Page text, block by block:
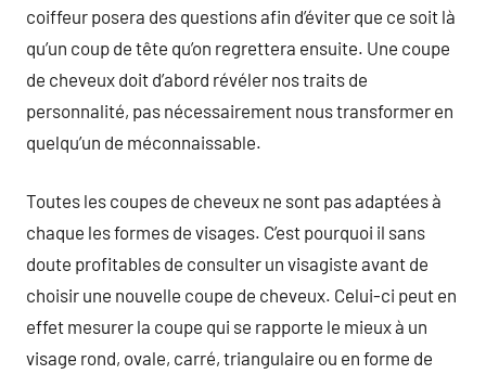
coiffeur posera des questions afin d’éviter que ce soit là
qu’un coup de tête qu’on regrettera ensuite. Une coupe
de cheveux doit d’abord révéler nos traits de
personnalité, pas nécessairement nous transformer en
quelqu’un de méconnaissable.
Toutes les coupes de cheveux ne sont pas adaptées à
chaque les formes de visages. C’est pourquoi il sans
doute profitables de consulter un visagiste avant de
choisir une nouvelle coupe de cheveux. Celui-ci peut en
effet mesurer la coupe qui se rapporte le mieux à un
visage rond, ovale, carré, triangulaire ou en forme de